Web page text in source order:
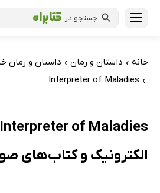
جستجو در
خانه › داستان و رمان › داستان و رمان
›
Interpreter of Maladies
الکترونیک و کتاب‌های